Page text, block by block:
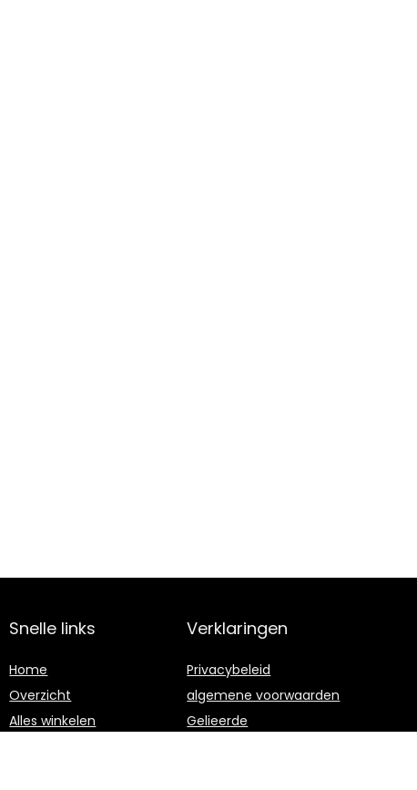
Snelle links
Home
Overzicht
Alles winkelen
Verklaringen
Privacybeleid
algemene voorwaarden
Gelieerde
openbaarmaking